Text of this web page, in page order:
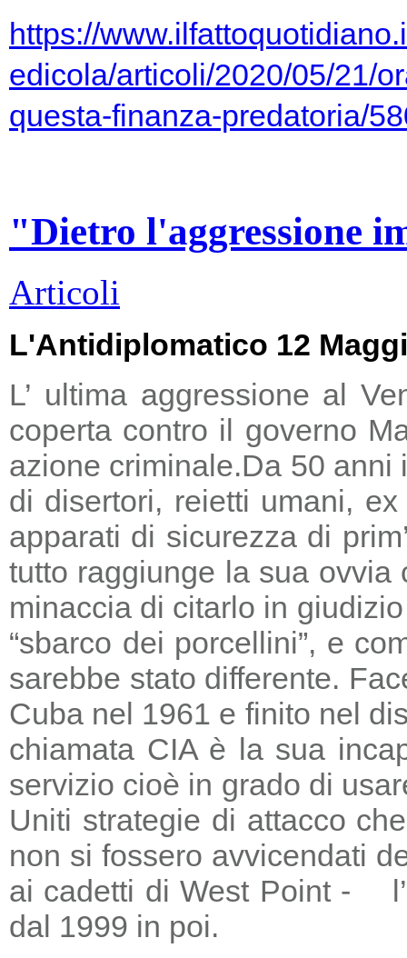
https://
edicola/articoli/2020/05/21/
questa-finanza-predatoria/
"Dietro l'aggressione
Articoli
L'Antidiplomatico 12
L’ ultima aggressione al
coperta contro il governo
azione criminale.Da 50 anni
di disertori, reietti umani,
apparati di sicurezza di
tutto raggiunge la sua
minaccia di citarlo in
“sbarco dei porcellini”, e
sarebbe stato differente.
Cuba nel 1961 e finito nel
chiamata CIA è la sua
servizio cioè in grado di
Uniti strategie di attacco
non si fossero avvicendati
ai cadetti di West Point - l’
dal 1999 in poi.